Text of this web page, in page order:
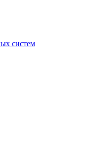
систем